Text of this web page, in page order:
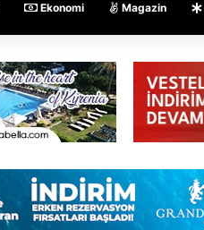
Ekonomi Magazin